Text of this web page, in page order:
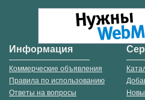
Информация
Коммерческие объявления
Правила по использованию
Ответы на вопросы